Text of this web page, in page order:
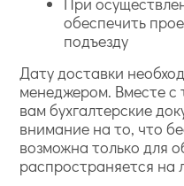
обеспечить
подъезду
Дату доставки
менеджером. Вместе с
вам бухгалтерские
внимание на то, что
возможна только для
распространяется на